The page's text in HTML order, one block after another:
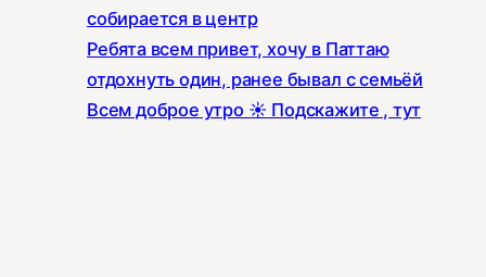
собирается в центр
Ребята всем привет, хочу в Паттаю
отдохнуть один, ранее бывал с семьёй
Всем доброе утро ☀️ Подскажите , тут